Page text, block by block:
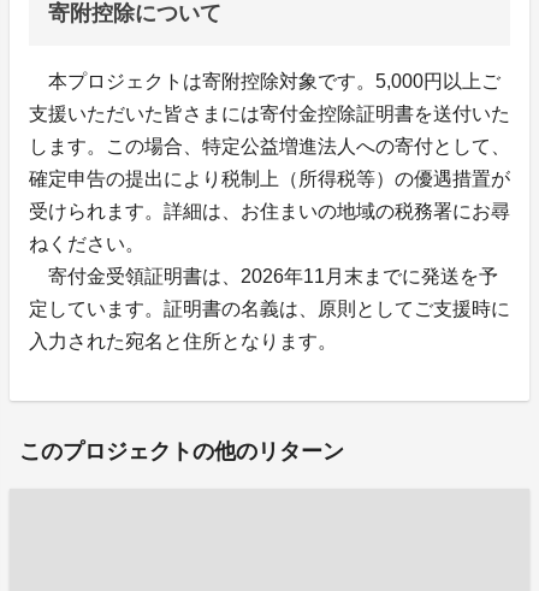
寄附控除について
本プロジェクトは寄附控除対象です。5,000円以上ご
支援いただいた皆さまには寄付金控除証明書を送付いた
します。この場合、特定公益増進法人への寄付として、
確定申告の提出により税制上（所得税等）の優遇措置が
受けられます。詳細は、お住まいの地域の税務署にお尋
ねください。
寄付金受領証明書は、2026年11月末までに発送を予
定しています。証明書の名義は、原則としてご支援時に
入力された宛名と住所となります。
このプロジェクトの他のリターン